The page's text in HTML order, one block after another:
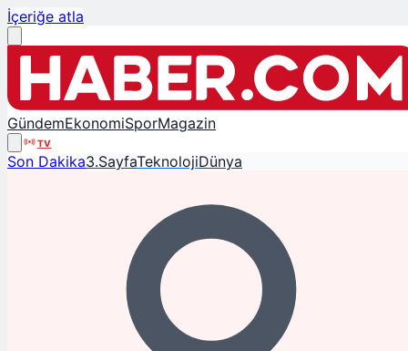
İçeriğe atla
GündemEkonomiSporMagazin
TV
Son Dakika3.SayfaTeknolojiDünya